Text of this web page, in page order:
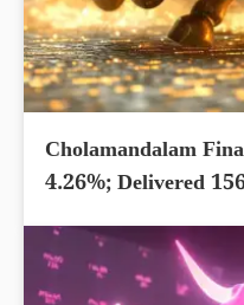
Cholamandalam
4.26%; Delivered